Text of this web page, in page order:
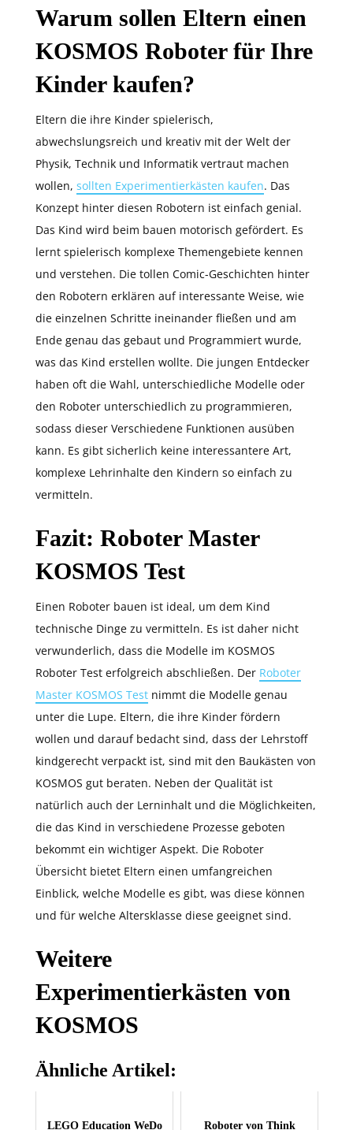
Warum sollen Eltern einen
KOSMOS Roboter für Ihre
Kinder kaufen?
Eltern die ihre Kinder spielerisch,
abwechslungsreich und kreativ mit der Welt der
Physik, Technik und Informatik vertraut machen
wollen, sollten Experimentierkästen kaufen. Das
Konzept hinter diesen Robotern ist einfach genial.
Das Kind wird beim bauen motorisch gefördert. Es
lernt spielerisch komplexe Themengebiete kennen
und verstehen. Die tollen Comic-Geschichten hinter
den Robotern erklären auf interessante Weise, wie
die einzelnen Schritte ineinander fließen und am
Ende genau das gebaut und Programmiert wurde,
was das Kind erstellen wollte. Die jungen Entdecker
haben oft die Wahl, unterschiedliche Modelle oder
den Roboter unterschiedlich zu programmieren,
sodass dieser Verschiedene Funktionen ausüben
kann. Es gibt sicherlich keine interessantere Art,
komplexe Lehrinhalte den Kindern so einfach zu
vermitteln.
Fazit: Roboter Master
KOSMOS Test
Einen Roboter bauen ist ideal, um dem Kind
technische Dinge zu vermitteln. Es ist daher nicht
verwunderlich, dass die Modelle im KOSMOS
Roboter Test erfolgreich abschließen. Der Roboter
Master KOSMOS Test nimmt die Modelle genau
unter die Lupe. Eltern, die ihre Kinder fördern
wollen und darauf bedacht sind, dass der Lehrstoff
kindgerecht verpackt ist, sind mit den Baukästen von
KOSMOS gut beraten. Neben der Qualität ist
natürlich auch der Lerninhalt und die Möglichkeiten,
die das Kind in verschiedene Prozesse geboten
bekommt ein wichtiger Aspekt. Die Roboter
Übersicht bietet Eltern einen umfangreichen
Einblick, welche Modelle es gibt, was diese können
und für welche Altersklasse diese geeignet sind.
Weitere
Experimentierkästen von
KOSMOS
Ähnliche Artikel:
LEGO Education WeDo
Roboter von Think